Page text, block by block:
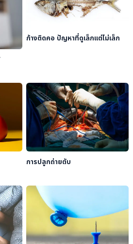
ก้างติดคอ ปัญหาที่ดูเล็กแต่ไม่เล็ก
การปลูกถ่ายตับ